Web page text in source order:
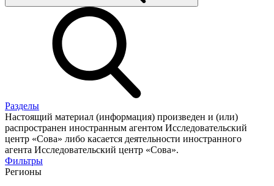
Разделы
Настоящий материал (информация) произведен и (или)
распространен иностранным агентом Исследовательский
центр «Сова» либо касается деятельности иностранного
агента Исследовательский центр «Сова».
Фильтры
Регионы